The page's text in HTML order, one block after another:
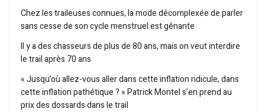
Chez les traileuses connues, la mode décomplexée de parler
sans cesse de son cycle menstruel est gênante
Il y a des chasseurs de plus de 80 ans, mais on veut interdire
le trail après 70 ans
« Jusqu’où allez-vous aller dans cette inflation ridicule, dans
cette inflation pathétique ? » Patrick Montel s’en prend au
prix des dossards dans le trail